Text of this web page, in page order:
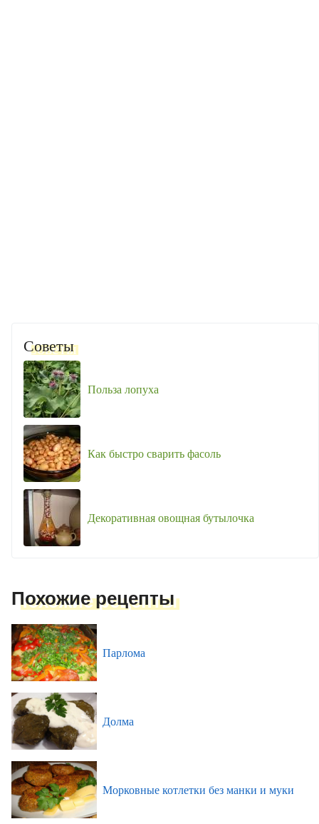
Советы
Польза лопуха
Как быстро сварить фасоль
Декоративная овощная бутылочка
Похожие рецепты
Парлома
Долма
Морковные котлетки без манки и муки